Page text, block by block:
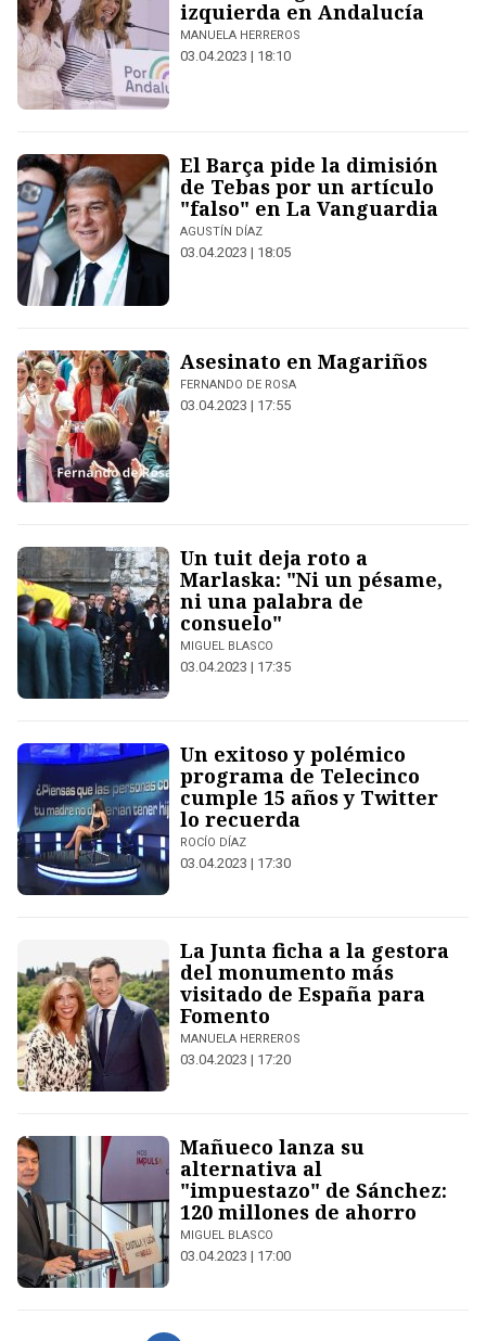
izquierda en Andalucía
MANUELA HERREROS
03.04.2023 | 18:10
El Barça pide la dimisión
de Tebas por un artículo
"falso" en La Vanguardia
AGUSTÍN DÍAZ
03.04.2023 | 18:05
Asesinato en Magariños
FERNANDO DE ROSA
03.04.2023 | 17:55
Un tuit deja roto a
Marlaska: "Ni un pésame,
ni una palabra de
consuelo"
MIGUEL BLASCO
03.04.2023 | 17:35
Un exitoso y polémico
programa de Telecinco
cumple 15 años y Twitter
lo recuerda
ROCÍO DÍAZ
03.04.2023 | 17:30
La Junta ficha a la gestora
del monumento más
visitado de España para
Fomento
MANUELA HERREROS
03.04.2023 | 17:20
Mañueco lanza su
alternativa al
"impuestazo" de Sánchez:
120 millones de ahorro
MIGUEL BLASCO
03.04.2023 | 17:00